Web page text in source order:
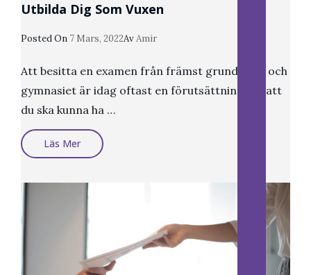
Utbilda Dig Som Vuxen
Posted On Publicerat
7 Mars, 2022AvAmir
Att besitta en examen från främst grundskola och
gymnasiet är idag oftast en förutsättning för att
du ska kunna ha …
Läs MerUtbilda
Dig
Som